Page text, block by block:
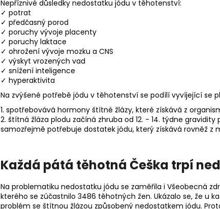
Nepříznivé důsledky nedostatku jódu v těhotenství:
✓ potrat
✓ předčasný porod
✓ poruchy vývoje placenty
✓ poruchy laktace
✓ ohrožení vývoje mozku a CNS
✓ výskyt vrozených vad
✓ snížení inteligence
✓ hyperaktivita
Na zvýšené potřebě jódu v těhotenství se podílí vyvíjející se
1. spotřebovává hormony štítné žlázy, které získává z
2. štítná žláza plodu začíná zhruba od 12. - 14. týdne
samozřejmě potřebuje dostatek jódu, který získává rovněž z
Každá pátá těhotná Češka trpí
Na problematiku nedostatku jódu se zaměřila i Všeobecná
kterého se zúčastnilo 3486 těhotných žen. Ukázalo se, že u
problém se štítnou žlázou způsobený nedostatkem jódu.